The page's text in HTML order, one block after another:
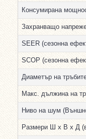
Консумирана
Захранващо
SEER (сезонна
SCOP (сезонна
Диаметър на
Макс. дължина на
Ниво на шум
Размери Ш х В х Д